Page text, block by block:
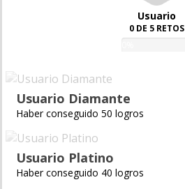
Usuario
0 DE 5 RETOS
Usuario Diamante
Haber conseguido 50 logros
Usuario Platino
Haber conseguido 40 logros